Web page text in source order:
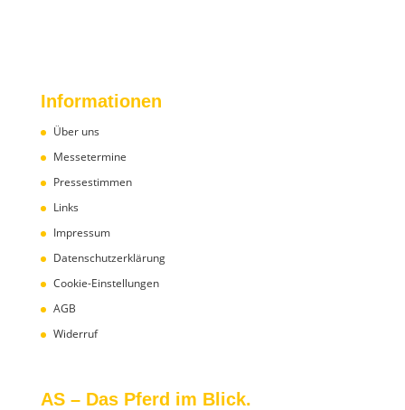
Informationen
Über uns
Messetermine
Pressestimmen
Links
Impressum
Datenschutzerklärung
Cookie-Einstellungen
AGB
Widerruf
AS – Das Pferd im Blick.